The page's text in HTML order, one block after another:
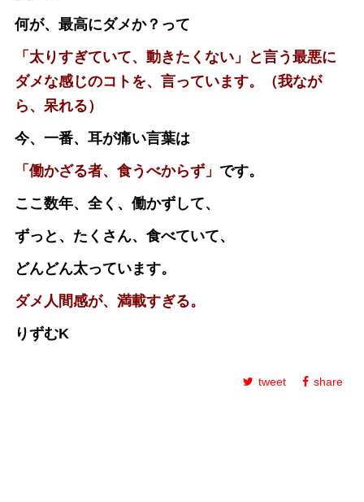
何が、最高にダメか？って
「太りすぎていて、動きたくない」と言う最悪に
ダメな感じのコトを、言っています。（我なが
ら、呆れる）
今、一番、耳が痛い言葉は
「働かざる者、食うべからず」 です。
ここ数年、全く、働かずして、
ずっと、たくさん、食べていて、
どんどん太っています。
ダメ人間感が、満載すぎる。
りずむK
tweet share